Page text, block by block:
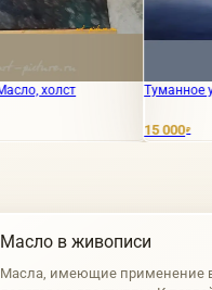
Туманное утро Масло,
Масло в живописи
Масла, имеющие применение